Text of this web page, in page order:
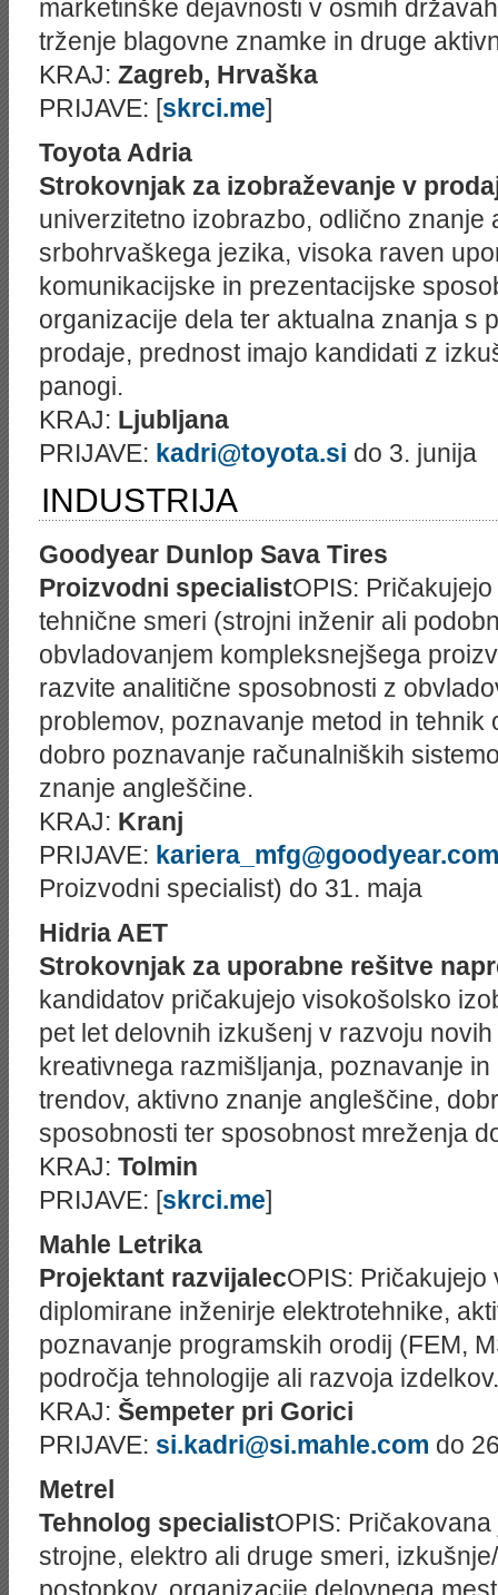
marketinške dejavnosti v osmih
trženje blagovne znamke in druge
KRAJ: Zagreb, Hrvaška
PRIJAVE: [skrci.me]
Toyota Adria
Strokovnjak za izobraževanje v
univerzitetno izobrazbo, odlično znanje
srbohrvaškega jezika, visoka raven
komunikacijske in prezentacijske
organizacije dela ter aktualna znanja s
prodaje, prednost imajo kandidati z
panogi.
KRAJ: Ljubljana
PRIJAVE: kadri@toyota.si do 3. junija
INDUSTRIJA
Goodyear Dunlop Sava Tires
Proizvodni specialistOPIS:
tehnične smeri (strojni inženir ali
obvladovanjem kompleksnejšega
razvite analitične sposobnosti z
problemov, poznavanje metod in
dobro poznavanje računalniških
znanje angleščine.
KRAJ: Kranj
PRIJAVE: kariera_mfg@goodyear.com
Proizvodni specialist) do 31. maja
Hidria AET
Strokovnjak za uporabne rešitve
kandidatov pričakujejo visokošolsko
pet let delovnih izkušenj v razvoju
kreativnega razmišljanja, poznavanje
trendov, aktivno znanje angleščine,
sposobnosti ter sposobnost mreženja
KRAJ: Tolmin
PRIJAVE: [skrci.me]
Mahle Letrika
Projektant razvijalecOPIS:
diplomirane inženirje elektrotehnike,
poznavanje programskih orodij (FEM,
področja tehnologije ali razvoja izdelkov.
KRAJ: Šempeter pri Gorici
PRIJAVE: si.kadri@si.mahle.com do
Metrel
Tehnolog specialistOPIS:
strojne, elektro ali druge smeri,
postopkov, organizacije delovnega